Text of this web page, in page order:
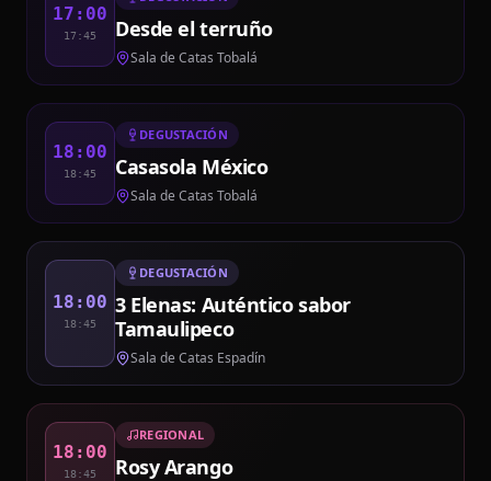
17:00
17:45 Desde el terruño
Sala de Catas Tobalá
18:00
18:45
DEGUSTACIÓN
Casasola México
Sala de Catas Tobalá
18:00
18:45
DEGUSTACIÓN
3 Elenas: Auténtico sabor
Tamaulipeco
Sala de Catas Espadín
18:00
18:45
REGIONAL
Rosy Arango